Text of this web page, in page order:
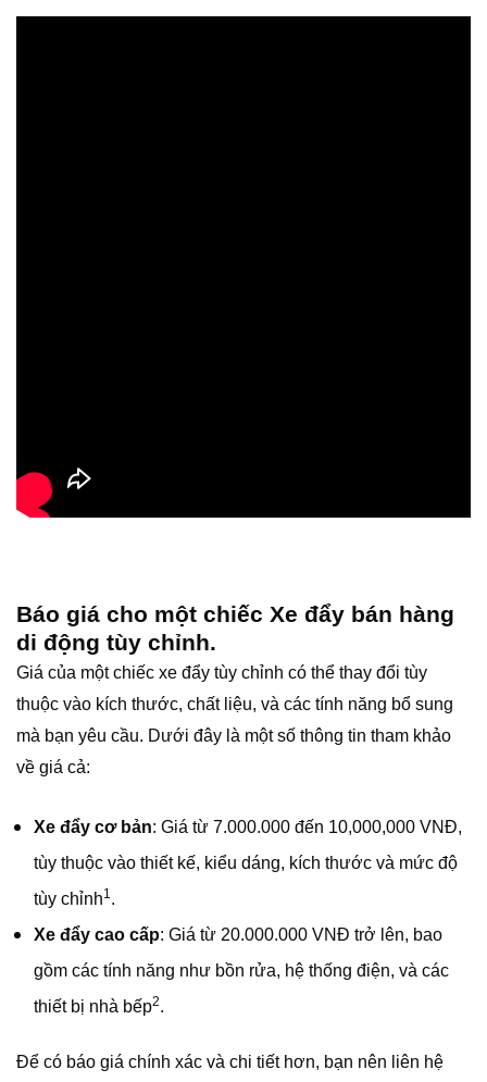
Báo giá cho một chiếc Xe đẩy bán hàng
di động tùy chỉnh.
Giá của một chiếc xe đẩy tùy chỉnh có thể thay đổi tùy
thuộc vào kích thước, chất liệu, và các tính năng bổ sung
mà bạn yêu cầu. Dưới đây là một số thông tin tham khảo
về giá cả:
Xe đẩy cơ bản: Giá từ 7.000.000 đến 10,000,000 VNĐ,
tùy thuộc vào thiết kế, kiểu dáng, kích thước và mức độ
tùy chỉnh1 .
Xe đẩy cao cấp: Giá từ 20.000.000 VNĐ trở lên, bao
gồm các tính năng như bồn rửa, hệ thống điện, và các
thiết bị nhà bếp2.
Để có báo giá chính xác và chi tiết hơn, bạn nên liên hệ